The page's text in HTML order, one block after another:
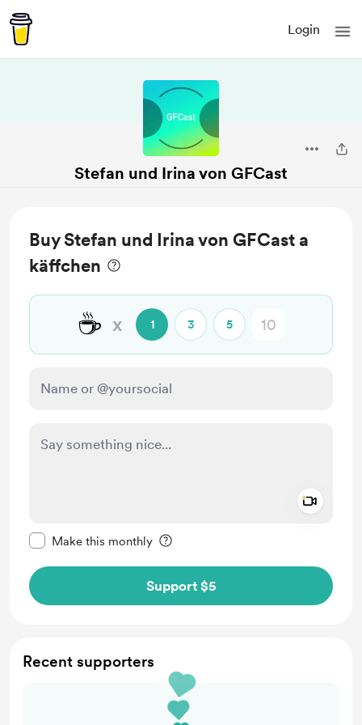
Login
Stefan und Irina von GFCast
Buy Stefan und Irina von GFCast a
käffchen
☕ x 1 3 5
Make this monthly
Support $5
Recent supporters